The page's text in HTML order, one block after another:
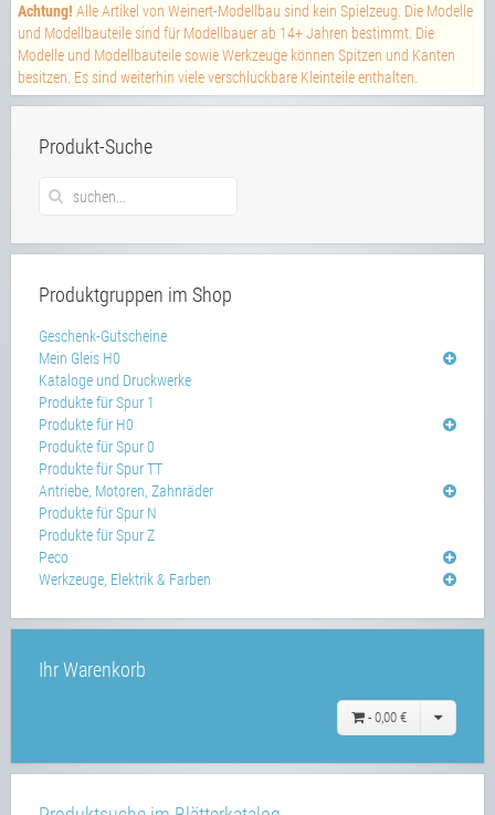
Achtung! Alle Artikel von Weinert-Modellbau sind kein Spielzeug. Die Modelle
und Modellbauteile sind für Modellbauer ab 14+ Jahren bestimmt. Die
Modelle und Modellbauteile sowie Werkzeuge können Spitzen und Kanten
besitzen. Es sind weiterhin viele verschluckbare Kleinteile enthalten.
Produkt-Suche
Produktgruppen im Shop
Geschenk-Gutscheine
Mein Gleis H0
Kataloge und Druckwerke
Produkte für Spur 1
Produkte für H0
Produkte für Spur 0
Produkte für Spur TT
Antriebe, Motoren, Zahnräder
Produkte für Spur N
Produkte für Spur Z
Peco
Werkzeuge, Elektrik & Farben
Ihr Warenkorb
- 0,00 €